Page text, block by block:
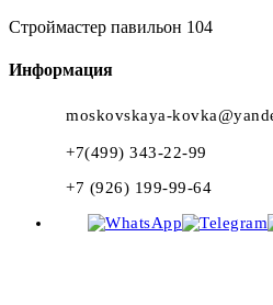
Строймастер павильон 104
Информация
moskovskaya-
+7(499) 343-22-99
+7 (926) 199-99-64